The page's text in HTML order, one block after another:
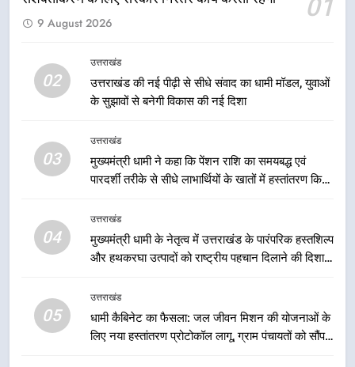
01
9 August 2026
02
उत्तराखंड
उत्तराखंड की नई पीढ़ी से सीधे संवाद का धामी मॉडल, युवाओं
के सुझावों से बनेगी विकास की नई दिशा
03
उत्तराखंड
मुख्यमंत्री धामी ने कहा कि पेंशन राशि का समयबद्ध एवं
पारदर्शी तरीके से सीधे लाभार्थियों के खातों में हस्तांतरण किया
लाभ मिल रहा है
04
उत्तराखंड
मुख्यमंत्री धामी के नेतृत्व में उत्तराखंड के पारंपरिक हस्तशिल्प
और हथकरघा उत्पादों को राष्ट्रीय पहचान दिलाने की दिशा में
05
उत्तराखंड
धामी कैबिनेट का फैसला: जल जीवन मिशन की योजनाओं के
लिए नया हस्तांतरण प्रोटोकॉल लागू, ग्राम पंचायतों को सौंपने
8
लिए सरकार निरंतर कार्य करती रहेगी
उत्तराखंड
उत्तराखंड की नई पीढ़ी से सीधे संवाद का
धामी मॉडल, युवाओं के सुझावों से बनेगी
3
मुख्यमंत्री धामी ने कहा कि पेंशन राशि का